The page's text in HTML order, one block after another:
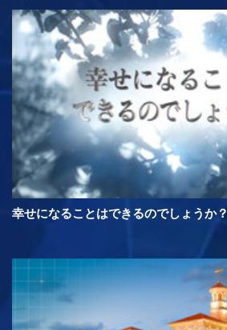
幸せになることはできるのでしょうか？